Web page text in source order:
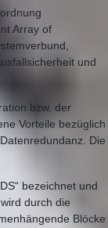
Array of
und
bzw. der
Vorteile bezüglich
Die
bezeichnet und
durch die
Blöcke